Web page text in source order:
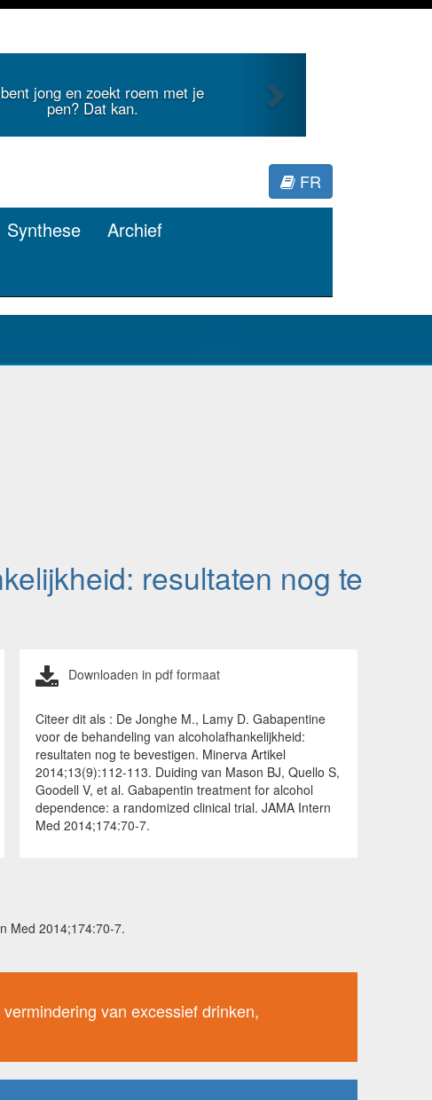
Je duidt internationale literatuur voor
Minerva.
FR
Synthese
Archief
resultaten nog te
Downloaden in pdf formaat
Citeer dit als : De Jonghe M., Lamy D. Gabapentine
voor de behandeling van alcoholafhankelijkheid:
resultaten nog te bevestigen. Minerva Artikel
2014;13(9):112-113. Duiding van Mason BJ, Quello S,
Goodell V, et al. Gabapentin treatment for alcohol
dependence: a randomized clinical trial. JAMA Intern
Med 2014;174:70-7.
Med 2014;174:70-7.
van excessief drinken,